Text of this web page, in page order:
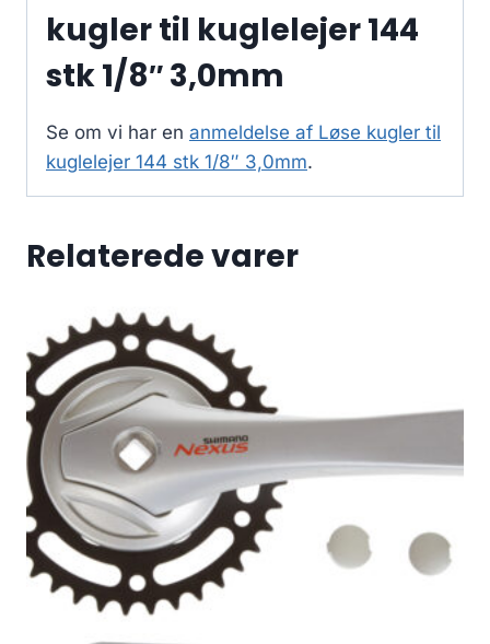
kugler til kuglelejer 144
stk 1/8″ 3,0mm
Se om vi har en anmeldelse af Løse kugler til
kuglelejer 144 stk 1/8″ 3,0mm.
Relaterede varer